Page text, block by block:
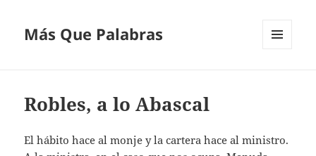
Más Que Palabras
Robles, a lo Abascal
El hábito hace al monje y la cartera hace al ministro.